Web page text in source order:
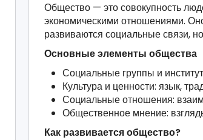
Общество — это совокупность
экономическими отношениями.
развиваются социальные связи,
Основные элементы общества
Социальные группы и
Культура и ценности: язык,
Социальные отношения:
Общественное мнение:
Как развивается общество?